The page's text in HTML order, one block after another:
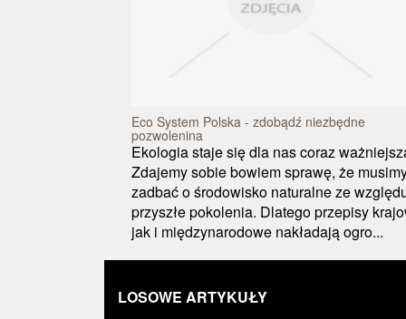
Eco System Polska - zdobądź niezbędne
pozwolenina
Ekologia staje się dla nas coraz
Zdajemy sobie bowiem sprawę, że
zadbać o środowisko naturalne ze
przyszłe pokolenia. Dlatego przepisy
jak i międzynarodowe nakładają ogro...
LOSOWE ARTYKUŁY